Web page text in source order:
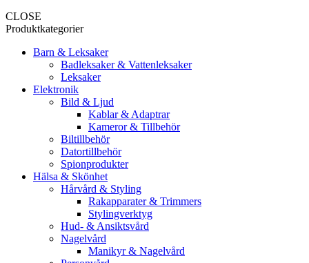
CLOSE
Produktkategorier
Barn & Leksaker
Badleksaker & Vattenleksaker
Leksaker
Elektronik
Bild & Ljud
Kablar & Adaptrar
Kameror & Tillbehör
Biltillbehör
Datortillbehör
Spionprodukter
Hälsa & Skönhet
Hårvård & Styling
Rakapparater & Trimmers
Stylingverktyg
Hud- & Ansiktsvård
Nagelvård
Manikyr & Nagelvård